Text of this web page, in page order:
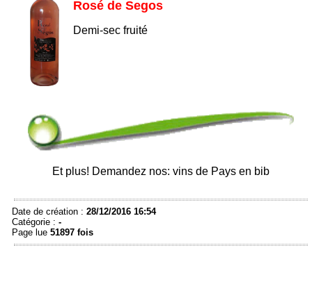
Rosé de Segos
Demi-sec fruité
Et plus! Demandez nos: vins de Pays en bib
Date de création : 28/12/2016 16:54
Catégorie : -
Page lue 51897 fois